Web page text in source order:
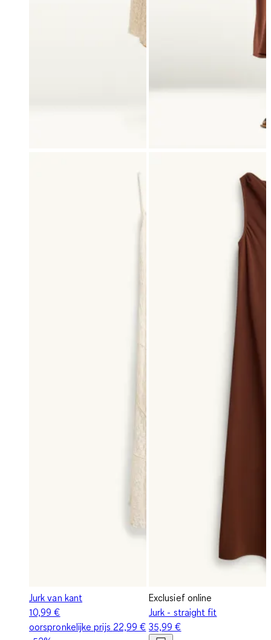
Jurk van kant
10,99 €
oorspronkelijke prijs 22,99 €
Exclusief online
Jurk - straight fit
35,99 €